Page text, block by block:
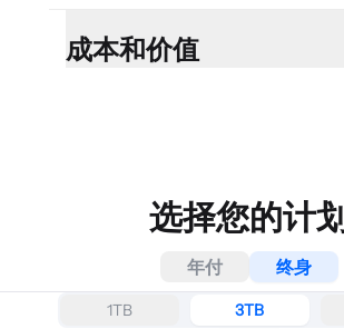
成本和价值
全面保护
的能力。
功能访问
选择您的计划
年付 终身
1TB 3TB